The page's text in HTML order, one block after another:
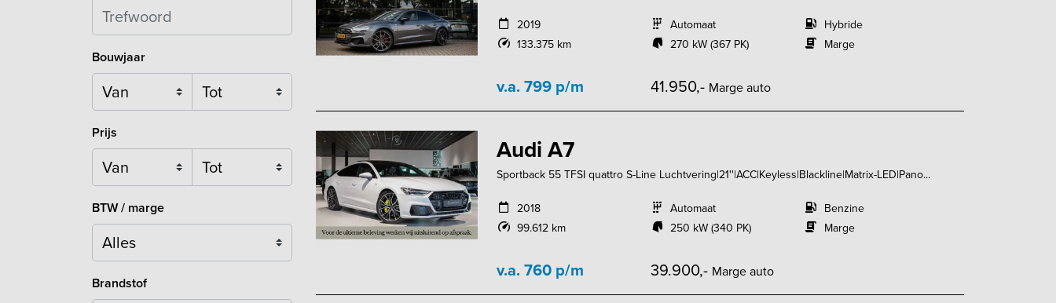
Bouwjaar
Prijs
BTW / marge
Brandstof
2019
133.375 km
Automaat
270 kW (367 PK)
Hybride
Marge
v.a. 799 p/m 41.950,- Marge auto
Audi A7
Sportback 55 TFSI quattro S-Line Luchtvering|21''|ACC|Keyless|Blackline|Matrix-LED|Pano...
2018
99.612 km
Automaat
250 kW (340 PK)
Benzine
Marge
v.a. 760 p/m 39.900,- Marge auto